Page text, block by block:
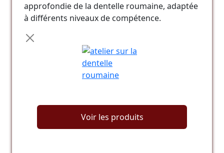
approfondie de la dentelle roumaine, adaptée
à différents niveaux de compétence.
Voir les produits